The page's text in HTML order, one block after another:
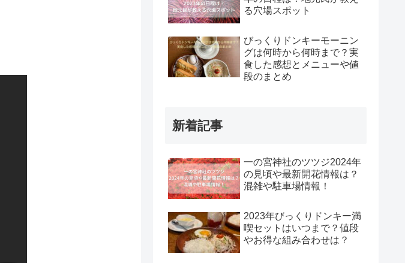
る穴場スポット
びっくりドンキーモーニン
グは何時から何時まで？実
食した感想とメニューや値
段のまとめ
新着記事
一の宮神社のツツジ2024年
の見頃や最新開花情報は？
混雑や駐車場情報！
2023年びっくりドンキー満
喫セットはいつまで？値段
やお得な組み合わせは？